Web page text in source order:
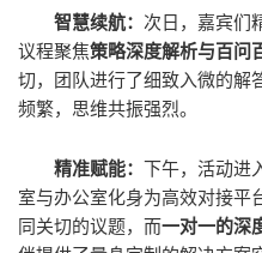
智慧续航： 次日，嘉宾们
议程聚焦策略深度解析与百问
切，团队进行了细致入微的解
频繁，思维共振强烈。
精准赋能： 下午，活动进
室与办公室化身为高效对接平
同关切的议题，而一对一的深